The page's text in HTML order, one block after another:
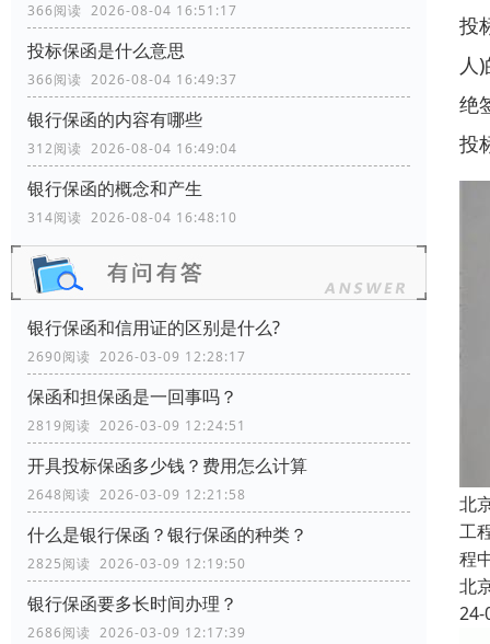
366阅读 2026-08-04 16:51:17
投标保函是什么意思
366阅读 2026-08-04 16:49:37
银行保函的内容有哪些
312阅读 2026-08-04 16:49:04
银行保函的概念和产生
314阅读 2026-08-04 16:48:10
银行保函和信用证的区别是什么?
2690阅读 2026-03-09 12:28:17
保函和担保函是一回事吗？
2819阅读 2026-03-09 12:24:51
开具投标保函多少钱？费用怎么计算
2648阅读 2026-03-09 12:21:58
什么是银行保函？银行保函的种类？
2825阅读 2026-03-09 12:19:50
银行保函要多长时间办理？
2686阅读 2026-03-09 12:17:39
投
人
绝
投
北
工
程
北
24-